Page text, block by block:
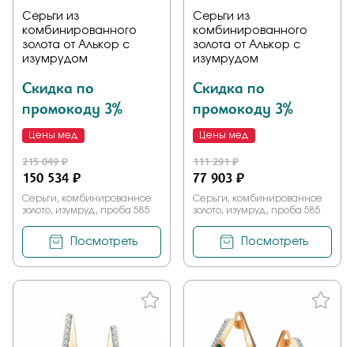
Серьги из
комбинированного
золота от Алькор с
изумрудом
Скидка по
промокоду 3%
Цены мед
215 049 ₽
150 534 ₽
Серьги, комбинированное
золото, изумруд, проба 585
Посмотреть
Серьги из
комбинированного
золота от Алькор с
изумрудом
Скидка по
промокоду 3%
Цены мед
111 291 ₽
77 903 ₽
Серьги, комбинированное
золото, изумруд, проба 585
Посмотреть